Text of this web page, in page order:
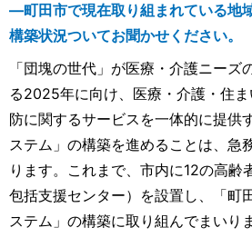
―町田市で現在取り組まれている地
構築状況ついてお聞かせください。
「団塊の世代」が医療・介護ニーズ
る2025年に向け、医療・介護・住
防に関するサービスを一体的に提供
ステム」の構築を進めることは、急
ります。これまで、市内に12の高齢
包括支援センター）を設置し、「町
ステム」の構築に取り組んでまいり